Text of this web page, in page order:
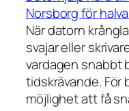
Norsborg för
När datorn
svajar eller
vardagen snabbt
tidskrävande. För
möjlighet att få